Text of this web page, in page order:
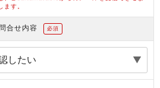
ます。
合せ内容 必須